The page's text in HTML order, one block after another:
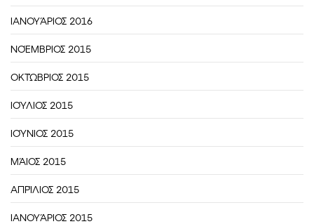
ΙΑΝΟΥΆΡΙΟΣ 2016
ΝΟΈΜΒΡΙΟΣ 2015
ΟΚΤΏΒΡΙΟΣ 2015
ΙΟΎΛΙΟΣ 2015
ΙΟΎΝΙΟΣ 2015
ΜΆΙΟΣ 2015
ΑΠΡΊΛΙΟΣ 2015
ΙΑΝΟΥΆΡΙΟΣ 2015